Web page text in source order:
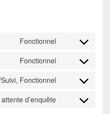
Fonctionnel
Consent
wordpress
Fonctionnel
Consent
stripe
Fonctionnel
Consent
d’enquête
Consent